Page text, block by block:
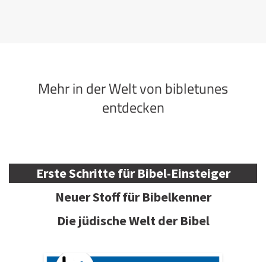
Mehr in der Welt von bibletunes
entdecken
Erste Schritte für Bibel-Einsteiger
Neuer Stoff für Bibelkenner
Die jüdische Welt der Bibel